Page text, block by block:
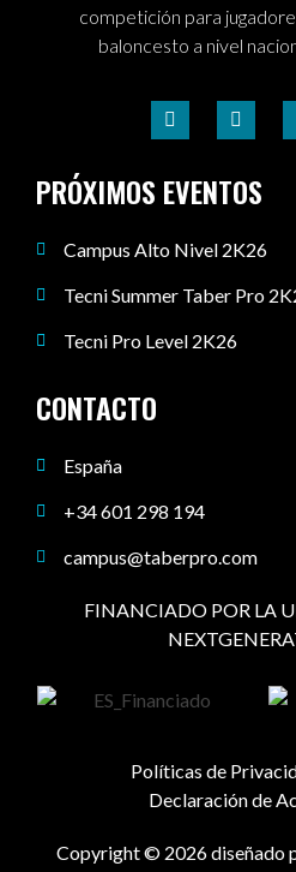
competición para
baloncesto a nivel
PRÓXIMOS EVENTOS
Campus Alto Nivel 2K26
Tecni Summer Taber Pro
Tecni Pro Level 2K26
CONTACTO
España
+34 601 298 194
campus@taberpro.com
FINANCIADO POR LA
Políticas de
Declaración de
Copyright © 2026 diseñado